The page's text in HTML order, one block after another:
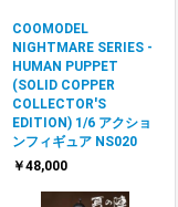
COOMODEL
NIGHTMARE SERIES -
HUMAN PUPPET
(SOLID COPPER
COLLECTOR'S
EDITION) 1/6 アクショ
ンフィギュア NS020
￥48,000